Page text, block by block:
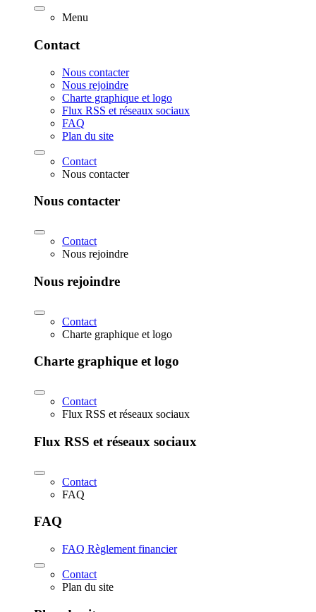
Menu
Contact
Nous contacter
Nous rejoindre
Charte graphique et logo
Flux RSS et réseaux sociaux
FAQ
Plan du site
Contact
Nous contacter
Nous contacter
Contact
Nous rejoindre
Nous rejoindre
Contact
Charte graphique et logo
Charte graphique et logo
Contact
Flux RSS et réseaux sociaux
Flux RSS et réseaux sociaux
Contact
FAQ
FAQ
FAQ Règlement financier
Contact
Plan du site